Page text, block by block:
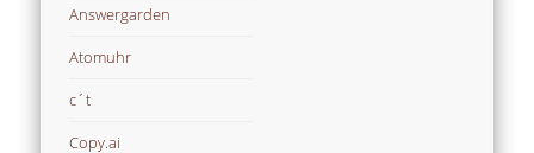
Answergarden
Atomuhr
c´t
Copy.ai